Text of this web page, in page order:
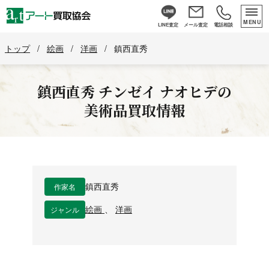
LINE査定 メール査定 電話相談 MENU
トップ / 絵画 / 洋画 / 鎮西直秀
鎮西直秀 チンゼイ ナオヒデの
美術品買取情報
作家名 鎮西直秀
ジャンル 絵画 洋画